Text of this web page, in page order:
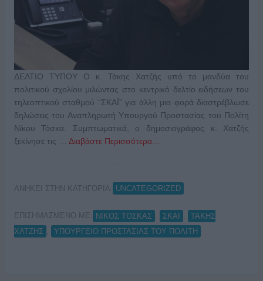
ΔΕΛΤΙΟ ΤΥΠΟΥ Ο κ. Τάκης Χατζής υπό το μανδύα του
πολιτικού σχολίου μιλώντας στο κεντρικό δελτίο ειδήσεων του
τηλεοπτικού σταθμού “ΣΚΑΪ” για άλλη μια φορά διαστρέβλωσε
δηλώσεις του Αναπληρωτή Υπουργού Προστασίας του Πολίτη
Νίκου Τόσκα. Συμπτωματικά, ο δημοσιογράφος κ. Χατζής
ξεκίνησε τις … Διαβάστε Περισσότερα...
ΑΝΗΚΕΙ ΣΤΗΝ ΚΑΤΗΓΟΡΙΑ: UNCATEGORIZED
ΕΠΙΣΗΜΑΣΜΕΝΟ ΜΕ: ΝΙΚΟΣ ΤΟΣΚΑΣ ΣΚΑΙ
ΤΑΚΗΣ
ΧΑΤΖΗΣ
ΥΠΟΥΡΓΕΙΟ ΠΡΟΣΤΑΣΙΑΣ ΤΟΥ ΠΟΛΙΤΗ